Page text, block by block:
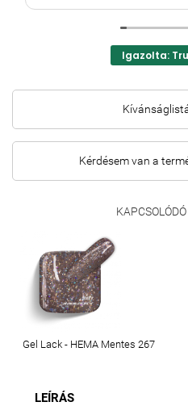
Igazolta:
Kérdésem van a
Gel Lack - HEMA Mentes 267
LEÍRÁS